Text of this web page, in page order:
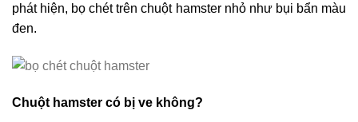
phát hiện, bọ chét trên chuột hamster nhỏ như bụi bẩn màu
đen.
Chuột hamster có bị ve không?